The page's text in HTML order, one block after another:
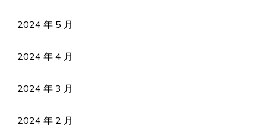
2024 年 5 月
2024 年 4 月
2024 年 3 月
2024 年 2 月